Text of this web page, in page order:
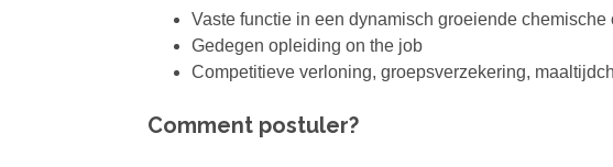
Vaste functie in een dynamisch groeiende
Gedegen opleiding on the job
Competitieve verloning, groepsverzekering,
Comment postuler?